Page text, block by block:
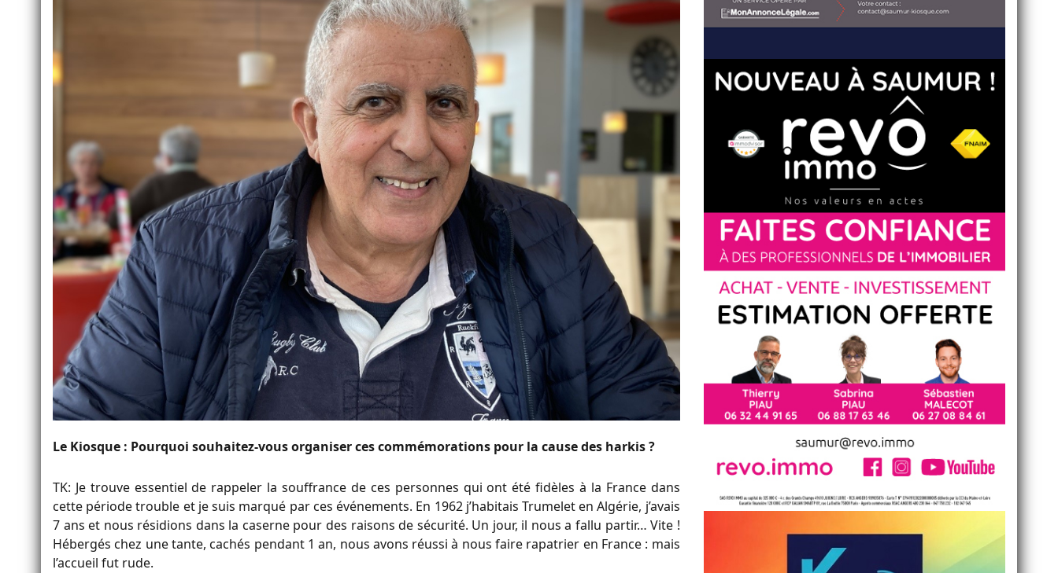
Le Kiosque : Pourquoi souhaitez-vous organiser ces commémorations pour la cause des harkis ?
TK: Je trouve essentiel de rappeler la souffrance de ces personnes qui ont été fidèles à la France dans
cette période trouble et je suis marqué par ces événements. En 1962 j’habitais Trumelet en Algérie, j’avais
7 ans et nous résidions dans la caserne pour des raisons de sécurité. Un jour, il nous a fallu partir… Vite !
Hébergés chez une tante, cachés pendant 1 an, nous avons réussi à nous faire rapatrier en France : mais
l’accueil fut rude.